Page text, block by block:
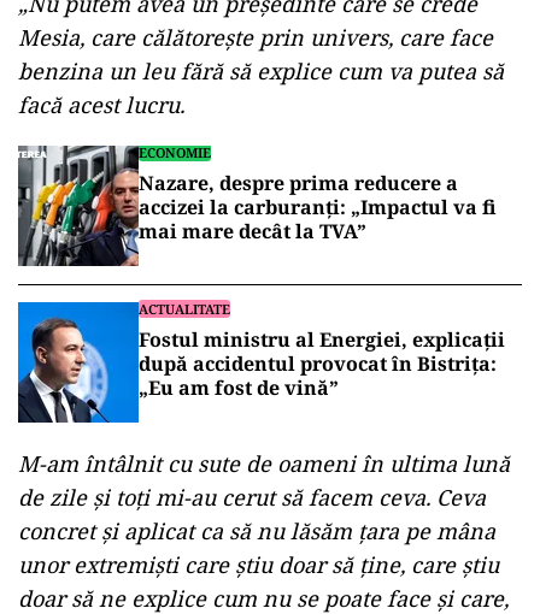
Mesia, care călătorește prin univers, care face
benzina un leu fără să explice cum va putea să
facă acest lucru.
ECONOMIE
Nazare, despre prima reducere a
accizei la carburanți: „Impactul va fi
mai mare decât la TVA”
ACTUALITATE
Fostul ministru al Energiei, explicații
după accidentul provocat în Bistrița:
„Eu am fost de vină”
M-am întâlnit cu sute de oameni în ultima lună
de zile și toți mi-au cerut să facem ceva. Ceva
concret și aplicat ca să nu lăsăm țara pe mâna
unor extremiști care știu doar să ține, care știu
doar să ne explice cum nu se poate face și care,